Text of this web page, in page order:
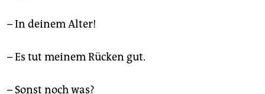
– In deinem Alter!
– Es tut meinem Rücken gut.
– Sonst noch was?